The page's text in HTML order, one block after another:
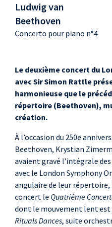
Ludwig van
Beethoven
Concerto pour piano n°4
Le deuxième concert du
avec Sir Simon Rattle
harmonieuse que le
répertoire (Beethoven),
création.
À l’occasion du 250e
Beethoven, Krystian
avaient gravé l’intégrale
avec le London Symphony
angulaire de leur
concert le Quatrième
dont le mouvement lent est
Rituals Dances, suite